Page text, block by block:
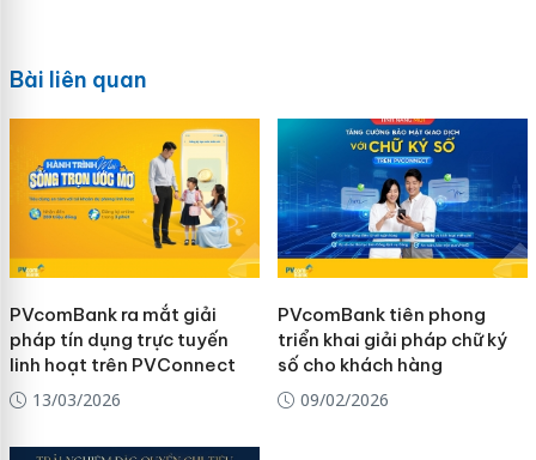
Bài liên quan
PVcomBank ra mắt giải
pháp tín dụng trực tuyến
linh hoạt trên PVConnect
13/03/2026
PVcomBank tiên phong
triển khai giải pháp chữ ký
số cho khách hàng
09/02/2026